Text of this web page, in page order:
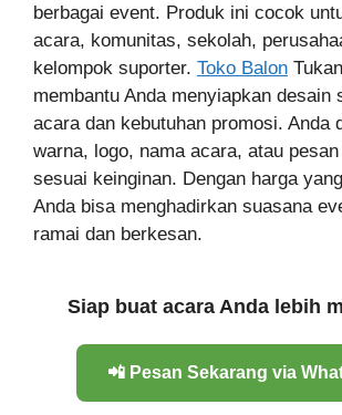
berbagai event. Produk ini cocok
acara, komunitas, sekolah,
kelompok suporter. Toko Balon
membantu Anda menyiapkan desain
acara dan kebutuhan promosi. Anda
warna, logo, nama acara, atau
sesuai keinginan. Dengan harga
Anda bisa menghadirkan suasana
ramai dan berkesan.
Siap buat acara Anda lebih
📲 Pesan Sekarang via